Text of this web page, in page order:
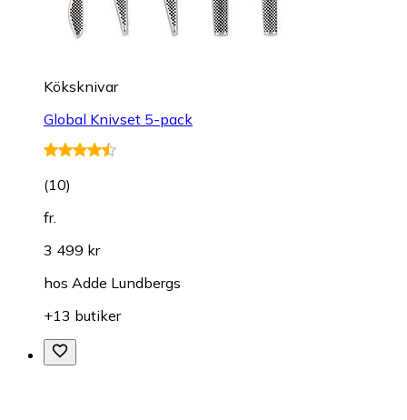
Köksknivar
Global Knivset 5-pack
(10)
fr.
3 499 kr
hos Adde Lundbergs
+13 butiker